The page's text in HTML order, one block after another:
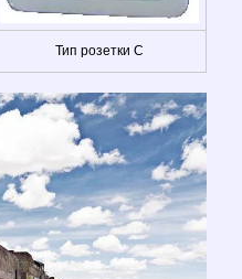
Тип розетки C